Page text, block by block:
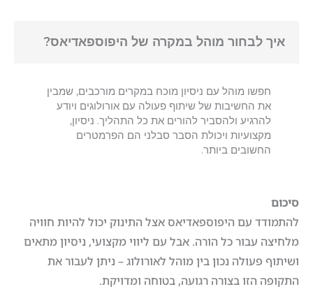
איך לבחור מוהל במקרה של היפוספאדיאס?
חפשו מוהל עם ניסיון מוכח במקרים מורכבים, שמבין
את החשיבות של שיתוף פעולה עם אורולוגים ויודע
להרגיע ולהסביר להורים את כל התהליך. ניסיון,
מקצועיות ויכולת הסבר סבלני הם הפרמטרים
החשובים ביותר.
סיכום
להתמודד עם היפוספאדיאס אצל התינוק יכול להיות חוויה
מלחיצה עבור כל הורה. אבל עם ליווי מקצועי, ניסיון מתאים
ושיתוף פעולה נכון בין מוהל לאורולוג – ניתן לעבור את
התקופה הזו בצורה רגועה, בטוחה ומדויקת.